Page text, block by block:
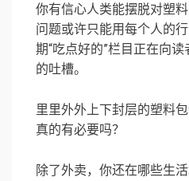
你有信心人类能摆脱对塑
问题或许只能用每个人的
期“吃点好的”栏目正在向
的吐槽。
里里外外上下封层的塑料
真的有必要吗？
除了外卖，你还在哪些生